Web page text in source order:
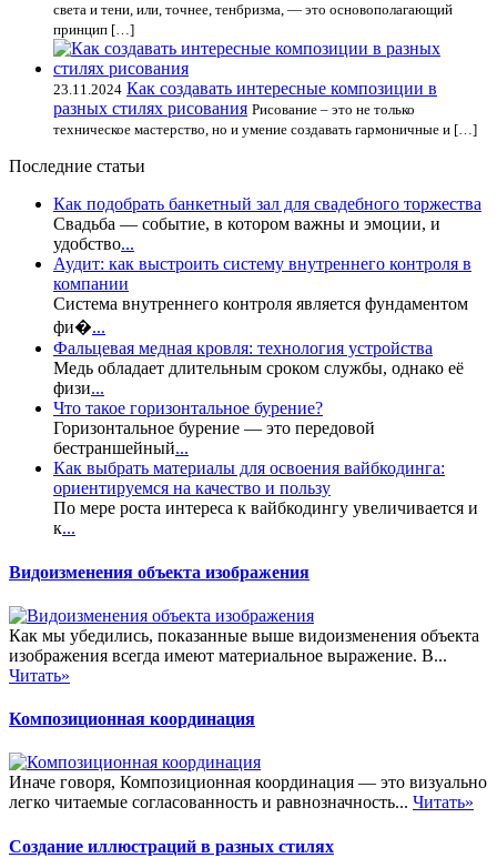
света и тени, или, точнее, тенбризма, — это основополагающий
принцип […]
23.11.2024 Как создавать интересные композиции в
разных стилях рисования Рисование – это не только
техническое мастерство, но и умение создавать гармоничные и […]
Последние статьи
Как подобрать банкетный зал для свадебного торжества
Свадьба — событие, в котором важны и эмоции, и
удобство...
Аудит: как выстроить систему внутреннего контроля в
компании
Система внутреннего контроля является фундаментом
фи�...
Фальцевая медная кровля: технология устройства
Медь обладает длительным сроком службы, однако её
физи...
Что такое горизонтальное бурение?
Горизонтальное бурение — это передовой
бестраншейный...
Как выбрать материалы для освоения вайбкодинга:
ориентируемся на качество и пользу
По мере роста интереса к вайбкодингу увеличивается и
к...
Видоизменения объекта изображения
Как мы убедились, показанные выше видоизменения объекта
изображения всегда имеют материальное выражение. В...
Читать»
Композиционная координация
Иначе говоря, Композиционная координация — это визуально
легко читаемые согласованность и равнозначность... Читать»
Создание иллюстраций в разных стилях